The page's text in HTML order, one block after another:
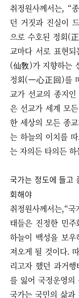
취정원사께서는, “
던 거짓과 진실이
으로 수호된 정회(
교마다 서로 표현
(仙敎)가 지향하는
정회(一心正回)를
교가 선교의 종지
은 선교가 세계 모
한 세상의 모든 종
는 하늘의 이치를
는 자의든 타의든
국가는 정도에 들고
회해야
취정원사께서는,“
태들은 진정한 민
하늘이 백성을 보
져오게 될 것이다.
리고자 했던 과거
를 잃어 국정운영의
국가는 국민의 삶